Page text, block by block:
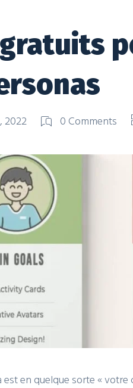
2022 0 Comments
en quelque sorte « votre